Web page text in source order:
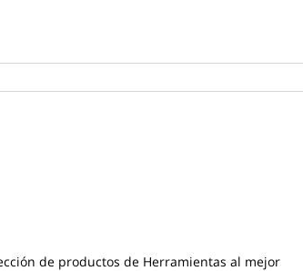
de productos de Herramientas al mejor